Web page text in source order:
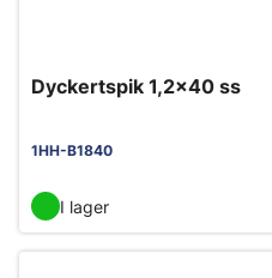
Dyckertspik 1,2x40 ss
1HH-B1840
I lager